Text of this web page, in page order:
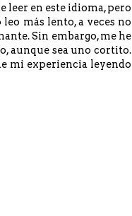
en este idioma, pero
más lento, a veces no
Sin embargo, me he
aunque sea uno cortito.
mi experiencia leyendo